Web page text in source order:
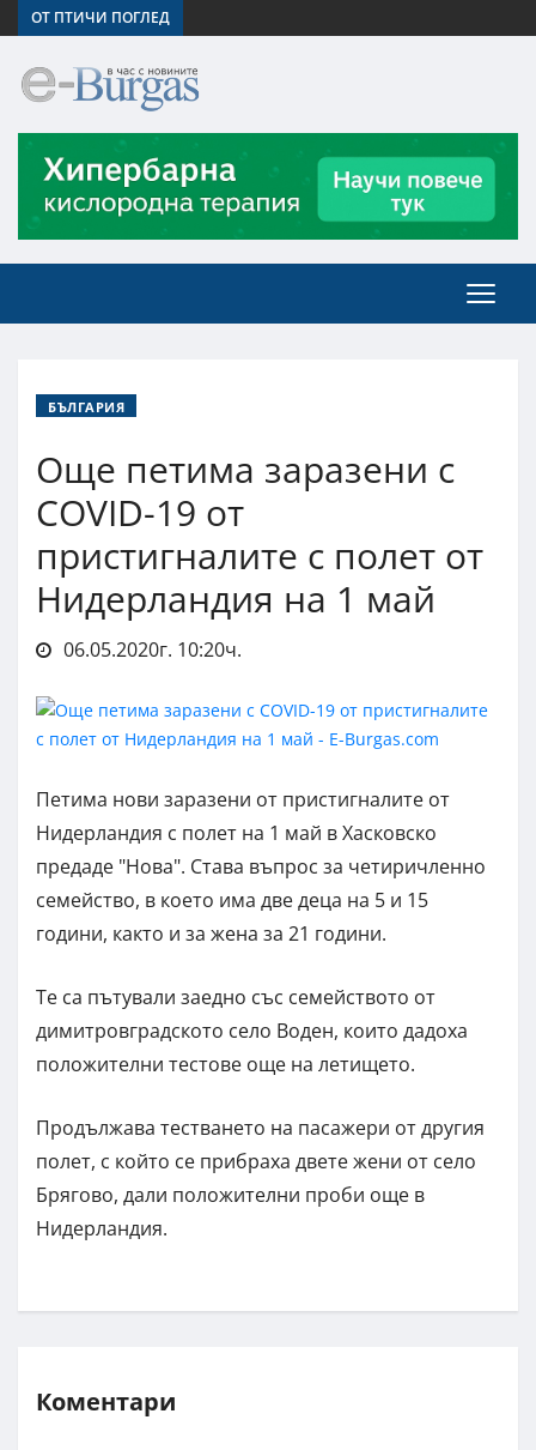
ОТ ПТИЧИ ПОГЛЕД
БЪЛГАРИЯ
Още петима заразени с
COVID-19 от
пристигналите с полет от
Нидерландия на 1 май
06.05.2020г. 10:20ч.
Петима нови заразени от пристигналите от
Нидерландия с полет на 1 май в Хасковско
предаде "Нова". Става въпрос за четиричленно
семейство, в което има две деца на 5 и 15
години, както и за жена за 21 години.
Те са пътували заедно със семейството от
димитровградското село Воден, които дадоха
положителни тестове още на летището.
Продължава тестването на пасажери от другия
полет, с който се прибраха двете жени от село
Брягово, дали положителни проби още в
Нидерландия.
Коментари